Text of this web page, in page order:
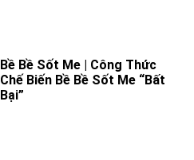
Bề Bề Sốt Me | Công Thức
Chế Biến Bề Bề Sốt Me “Bất
Bại”